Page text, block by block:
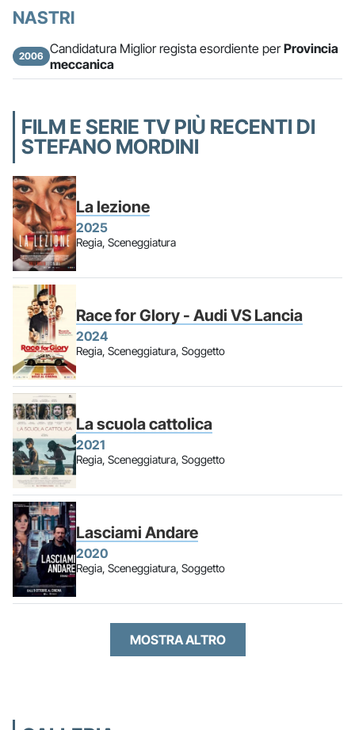
NASTRI
2006 Candidatura Miglior regista esordiente perProvincia
meccanica
FILM E SERIE TV PIÙ RECENTI DI
STEFANO MORDINI
La lezione
2025
Regia, Sceneggiatura
Race for Glory - Audi VS Lancia
2024
Regia, Sceneggiatura, Soggetto
La scuola cattolica
2021
Regia, Sceneggiatura, Soggetto
Lasciami Andare
2020
Regia, Sceneggiatura, Soggetto
MOSTRA ALTRO